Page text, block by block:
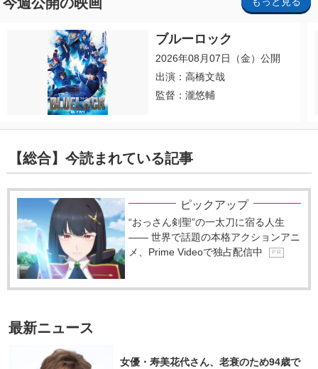
ブルーロック
2026年08月07日（金）公開
出演：高橋文哉
監督：瀧悠輔
【総合】今読まれている記事
ピックアップ
“おっさん剣聖”の一太刀に宿る人生
―― 世界で話題の本格アクションアニ
メ、Prime Videoで独占配信中
P R
最新ニュース
女優・寿美花代さん、老衰のため94歳で